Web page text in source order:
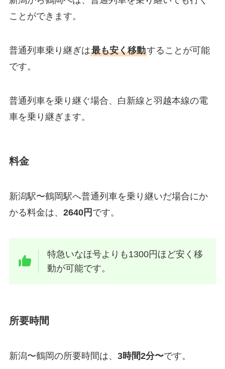
ことができます。
普通列車乗り継ぎは最も安く移動することが可能
です。
普通列車を乗り継ぐ場合、白新線と羽越本線の電
車を乗り継ぎます。
料金
新潟駅〜鶴岡駅へ普通列車を乗り継いだ場合にか
かる料金は、 2640円 です。
特急いなほ号よりも1300円ほど安く移
動が可能です。
所要時間
新潟〜鶴岡の所要時間は、 3時間2分〜です。